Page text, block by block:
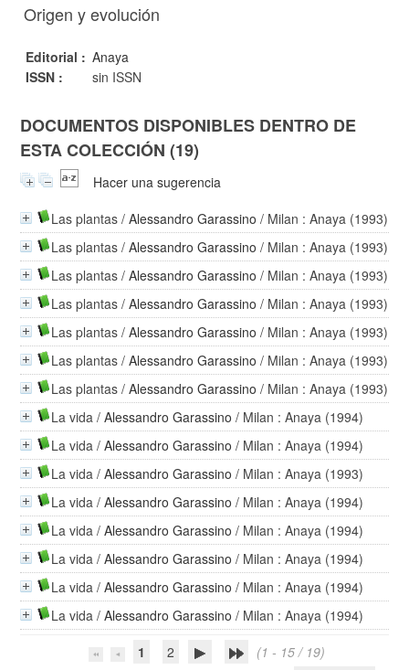
Origen y evolución
Editorial : Anaya
ISSN :
sin ISSN
DOCUMENTOS DISPONIBLES DENTRO DE
ESTA COLECCIÓN (19)
Hacer una sugerencia
Las plantas /Alessandro Garassino / Milan : Anaya (1993)
Las plantas /Alessandro Garassino / Milan : Anaya (1993)
Las plantas /Alessandro Garassino / Milan : Anaya (1993)
Las plantas /Alessandro Garassino / Milan : Anaya (1993)
Las plantas /Alessandro Garassino / Milan : Anaya (1993)
Las plantas /Alessandro Garassino / Milan : Anaya (1993)
Las plantas /Alessandro Garassino / Milan : Anaya (1993)
La vida /Alessandro Garassino / Milan : Anaya (1994)
La vida /Alessandro Garassino / Milan : Anaya (1994)
La vida /Alessandro Garassino / Milan : Anaya (1993)
La vida /Alessandro Garassino / Milan : Anaya (1994)
La vida /Alessandro Garassino / Milan : Anaya (1994)
La vida /Alessandro Garassino / Milan : Anaya (1994)
La vida /Alessandro Garassino / Milan : Anaya (1994)
La vida /Alessandro Garassino / Milan : Anaya (1994)
1
2
(1 - 15 / 19)